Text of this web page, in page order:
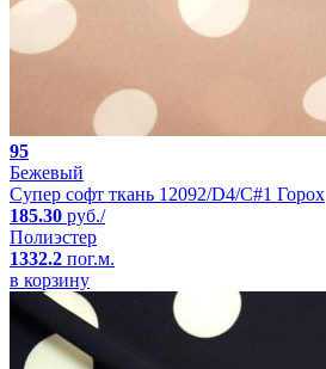
95
Бежевый
Супер софт ткань 12092/D4/C#1 Горох
185.30 руб./
Полиэстер
1332.2 пог.м.
в корзину